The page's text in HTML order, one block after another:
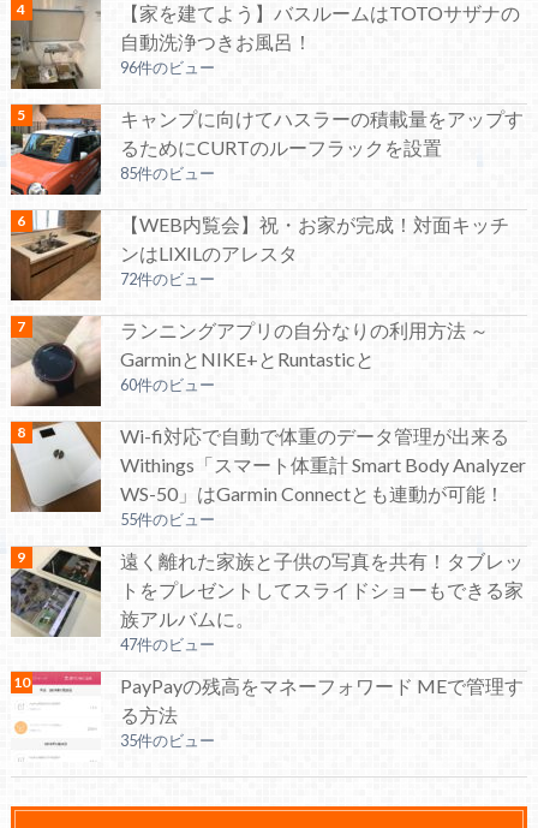
【家を建てよう】バスルームはTOTOサザナの
自動洗浄つきお風呂！
96件のビュー
キャンプに向けてハスラーの積載量をアップす
るためにCURTのルーフラックを設置
85件のビュー
【WEB内覧会】祝・お家が完成！対面キッチ
ンはLIXILのアレスタ
72件のビュー
ランニングアプリの自分なりの利用方法 ～
GarminとNIKE+とRuntasticと
60件のビュー
Wi-fi対応で自動で体重のデータ管理が出来る
Withings「スマート体重計 Smart Body Analyzer
WS-50」はGarmin Connectとも連動が可能！
55件のビュー
遠く離れた家族と子供の写真を共有！タブレッ
トをプレゼントしてスライドショーもできる家
族アルバムに。
47件のビュー
PayPayの残高をマネーフォワード MEで管理す
る方法
35件のビュー